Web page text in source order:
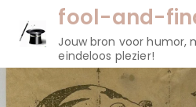
fool-and-
Jouw bron voor humor,
eindeloos plezier!